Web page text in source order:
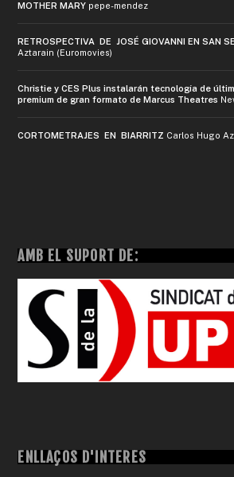
MOTHER MARY pepe-mendez
RETROSPECTIVA DE JOSÉ GIOVANNI EN SAN
Aztarain (Euromovies)
Christie y CES Plus instalarán tecnología de
premium de gran formato de Marcus Theatres
CORTOMETRAJES EN BIARRITZ Carlos Hugo
AMB EL SUPORT DE:
ENLLAÇOS D'INTERÈS